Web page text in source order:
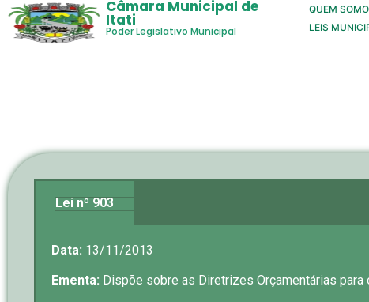
Câmara Municipal de
Itati
Poder Legislativo Municipal
QUEM
LEIS
Lei nº 903
Data: 13/11/2013
Ementa: Dispõe sobre as Diretrizes Orçamentárias